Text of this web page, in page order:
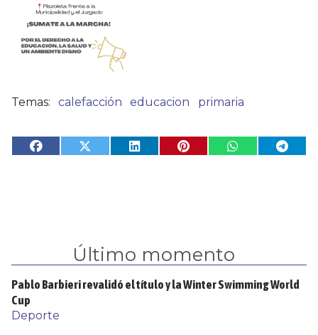
calefacción educacion primaria
Último momento
Pablo Barbieri revalidó el título y la Winter Swimming World
Cup
Deporte